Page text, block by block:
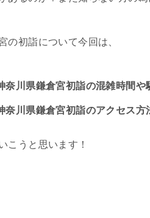
の初詣について今回は、
奈川県鎌倉宮初詣の混雑時間や
奈川県鎌倉宮初詣のアクセス方
こうと思います！